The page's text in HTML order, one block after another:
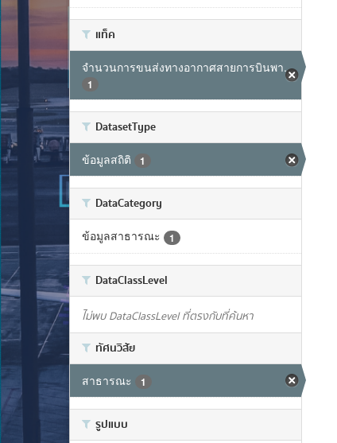
แท็ค
จำนวนการขนส่งทางอากาศสายการบินพา...
1
DatasetType
ข้อมูลสถิติ 1
DataCategory
ข้อมูลสาธารณะ 1
DataClassLevel
ไม่พบ DataClassLevel ที่ตรงกับที่ค้นหา
ทัศนวิสัย
สาธารณะ 1
รูปแบบ